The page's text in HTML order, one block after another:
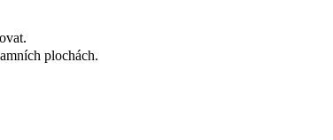
plochách.